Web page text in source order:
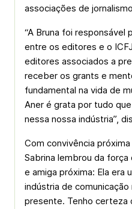
associações de
“A Bruna foi responsável
entre os editores e o
editores associados a
receber os grants e
fundamental na vida de
Aner é grata por tudo
nessa nossa indústria”,
Com convivência
Sabrina lembrou da
e amiga próxima: Ela era
indústria de comunicação
presente. Tenho certeza